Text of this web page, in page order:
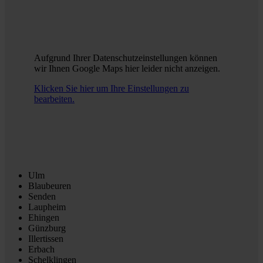
Aufgrund Ihrer Datenschutzeinstellungen können
wir Ihnen Google Maps hier leider nicht anzeigen.
Klicken Sie hier um Ihre Einstellungen zu
bearbeiten.
Ulm
Blaubeuren
Senden
Laupheim
Ehingen
Günzburg
Illertissen
Erbach
Schelklingen